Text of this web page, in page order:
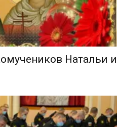
Натальи и